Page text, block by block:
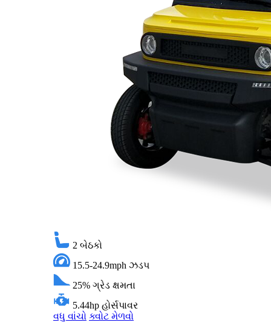
2 બેઠકો
15.5-24.9mph ઝડપ
25% ગ્રેડ ક્ષમતા
5.44hp હોર્સપાવર
વધુ વાંચો ક્વોટ મેળવો